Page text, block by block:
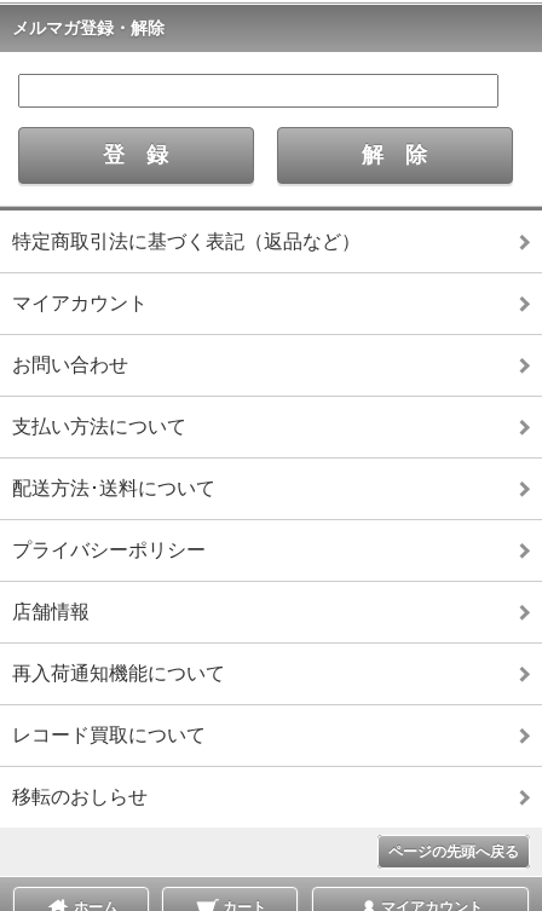
メルマガ登録・解除
特定商取引法に基づく表記（返品など）
マイアカウント
お問い合わせ
支払い方法について
配送方法･送料について
プライバシーポリシー
店舗情報
再入荷通知機能について
レコード買取について
移転のおしらせ
ページの先頭へ戻る
ホーム カート マイアカウント